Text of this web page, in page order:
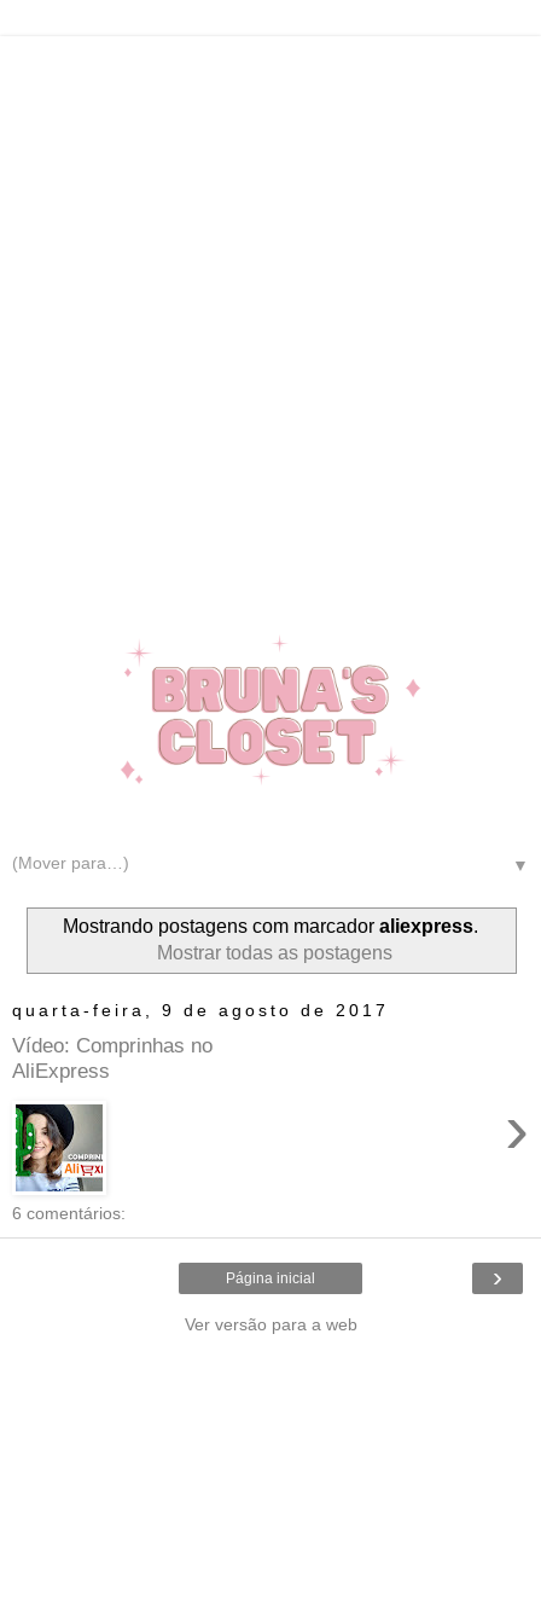
▼
Mostrando postagens com marcador aliexpress.
Mostrar todas as postagens
quarta-feira, 9 de agosto de 2017
Vídeo: Comprinhas no
AliExpress
›
6 comentários:
›
Página inicial
Ver versão para a web